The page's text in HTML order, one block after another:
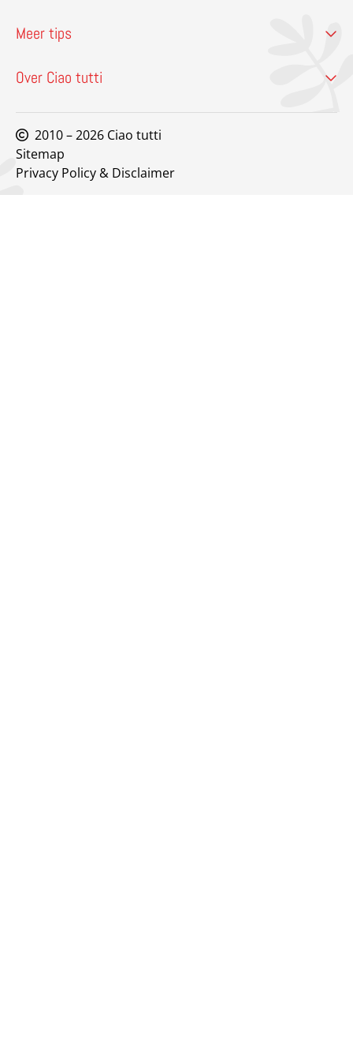
Meer tips
Over Ciao tutti
2010 – 2026 Ciao tutti
Sitemap
Privacy Policy & Disclaimer